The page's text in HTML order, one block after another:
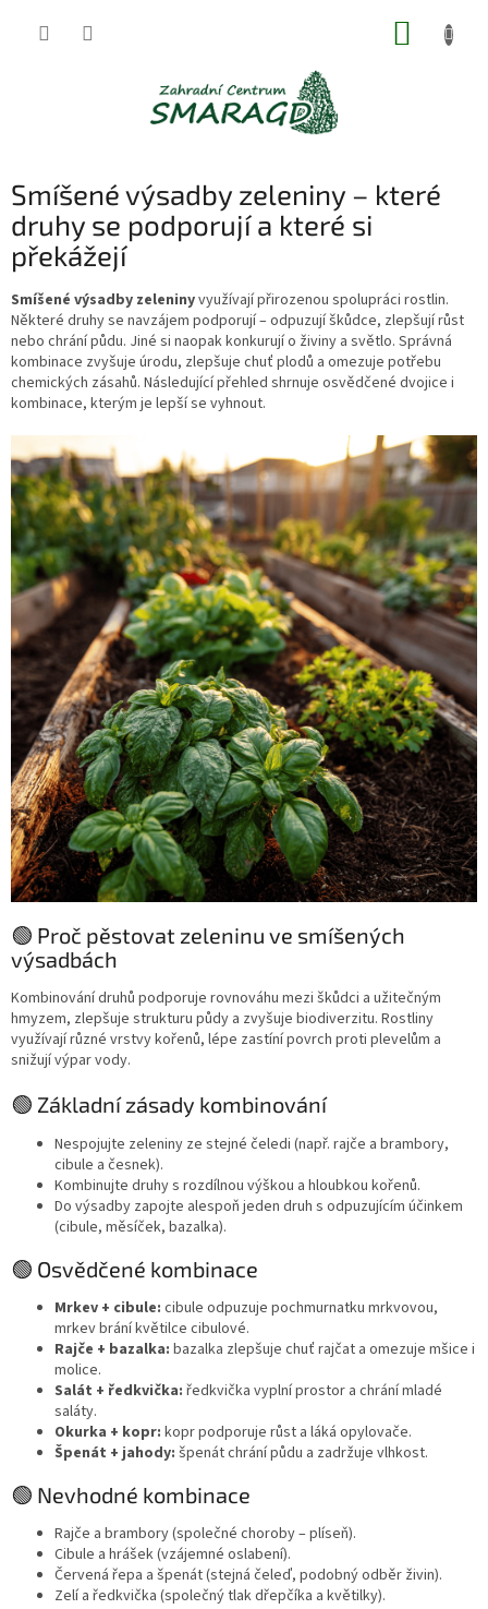
Smíšené výsadby zeleniny – které
druhy se podporují a které si
překážejí
Smíšené výsadby zeleninyvyužívají přirozenou spolupráci rostlin.
Některé druhy se navzájem podporují – odpuzují škůdce, zlepšují růst
nebo chrání půdu. Jiné si naopak konkurují o živiny a světlo. Správná
kombinace zvyšuje úrodu, zlepšuje chuť plodů a omezuje potřebu
chemických zásahů. Následující přehled shrnuje osvědčené dvojice i
kombinace, kterým je lepší se vyhnout.
🟢 Proč pěstovat zeleninu ve smíšených
výsadbách
Kombinování druhů podporuje rovnováhu mezi škůdci a užitečným
hmyzem, zlepšuje strukturu půdy a zvyšuje biodiverzitu. Rostliny
využívají různé vrstvy kořenů, lépe zastíní povrch proti plevelům a
snižují výpar vody.
🟢 Základní zásady kombinování
Nespojujte zeleniny ze stejné čeledi (např. rajče a brambory,
cibule a česnek).
Kombinujte druhy s rozdílnou výškou a hloubkou kořenů.
Do výsadby zapojte alespoň jeden druh s odpuzujícím účinkem
(cibule, měsíček, bazalka).
🟢 Osvědčené kombinace
Mrkev + cibule: cibule odpuzuje pochmurnatku mrkvovou,
mrkev brání květilce cibulové.
Rajče + bazalka: bazalka zlepšuje chuť rajčat a omezuje mšice i
molice.
Salát + ředkvička: ředkvička vyplní prostor a chrání mladé
saláty.
Okurka + kopr: kopr podporuje růst a láká opylovače.
Špenát + jahody: špenát chrání půdu a zadržuje vlhkost.
🟢 Nevhodné kombinace
Rajče a brambory (společné choroby – plíseň).
Cibule a hrášek (vzájemné oslabení).
Červená řepa a špenát (stejná čeleď, podobný odběr živin).
Zelí a ředkvička (společný tlak dřepčíka a květilky).